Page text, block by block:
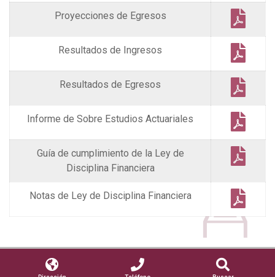
Proyecciones de Egresos
Resultados de Ingresos
Resultados de Egresos
Informe de Sobre Estudios Actuariales
Guía de cumplimiento de la Ley de
Disciplina Financiera
Notas de Ley de Disciplina Financiera